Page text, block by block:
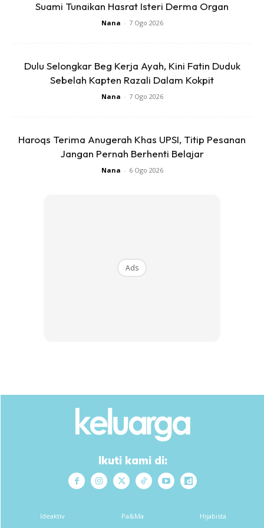
Nabila dalam pada itu tidak menafikan pada awal
perkahwina,n hubungannya dengan Sharnaaz agak tegang.
Namun demi anak dia berdua mencapai kata sepakat
Sharnaaz. I taknak Jebat dibesarkan dalam suasana
macam itu, vibe itu. So far now, tiada lagi perkara yang
dengan ayah dia. I nampak dia lebih ayah ayah, senyum
Suami Tunaikan Hasrat Isteri Derma Organ
Nana - 7 Ogo 2026
Dulu Selongkar Beg Kerja Ayah, Kini Fatin Duduk
Sebelah Kapten Razali Dalam Kokpit
Nana - 7 Ogo 2026
Haroqs Terima Anugerah Khas UPSI, Titip Pesanan
Jangan Pernah Berhenti Belajar
Nana - 6 Ogo 2026
Ads
Ikuti kami di:
Ideaktiv Pa&Ma Hijabista